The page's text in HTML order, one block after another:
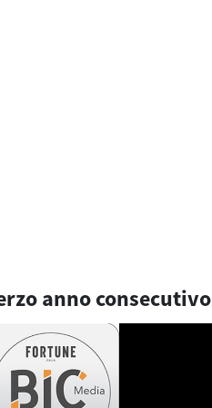
anno consecutivo